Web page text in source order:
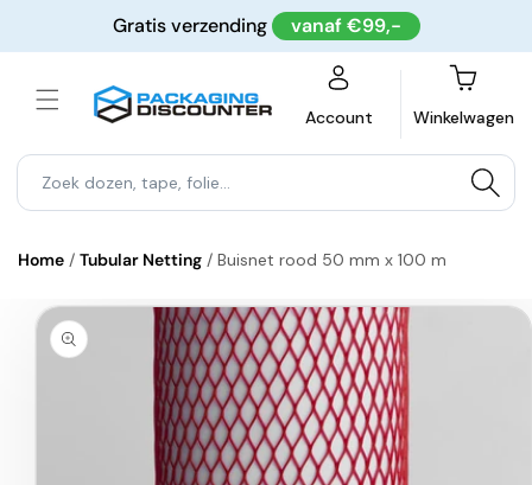
content
Gratis verzending vanaf €99,-
Account Winkelwagen
Home / Tubular Netting / Buisnet rood 50 mm x 100 m
direct naar